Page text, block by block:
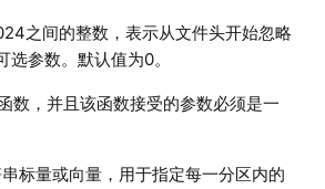
之间的整数，表示从文件头开始忽略
参数。默认值为0。
数，并且该函数接受的参数必须是一
标量或向量，用于指定每一分区内的